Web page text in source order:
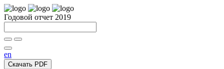
Годовой отчет 2019
en
Скачать PDF